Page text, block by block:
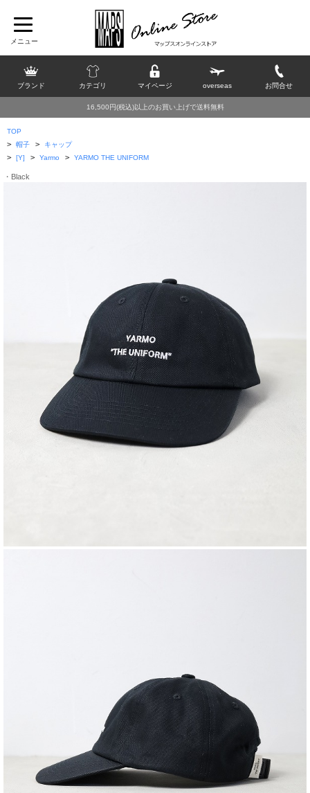
ブランド カテゴリ マイページ overseas お問合せ
16,500円(税込)以上のお買い上げで送料無料
TOP
> 帽子 > キャップ
> [Y] > Yarmo > YARMO THE UNIFORM
・Black